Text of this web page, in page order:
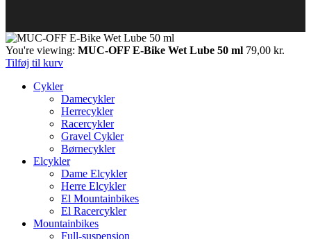
You're viewing: MUC-OFF E-Bike Wet Lube 50 ml 79,00 kr.
Tilføj til kurv
Cykler
Damecykler
Herrecykler
Racercykler
Gravel Cykler
Børnecykler
Elcykler
Dame Elcykler
Herre Elcykler
El Mountainbikes
El Racercykler
Mountainbikes
Full-suspension